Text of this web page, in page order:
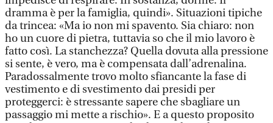
dramma è per la famiglia, quindi». Situazioni tipiche
da trincea: «Ma io non mi spavento. Sia chiaro: non
ho un cuore di pietra, tuttavia so che il mio lavoro è
fatto così. La stanchezza? Quella dovuta alla pressione
si sente, è vero, ma è compensata dall’adrenalina.
Paradossalmente trovo molto sfiancante la fase di
vestimento e di svestimento dai presidi per
proteggerci: è stressante sapere che sbagliare un
passaggio mi mette a rischio». E a questo proposito